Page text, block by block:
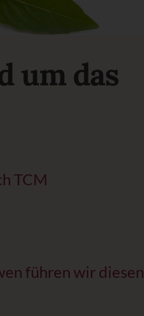
um das
TCM
führen wir diesen